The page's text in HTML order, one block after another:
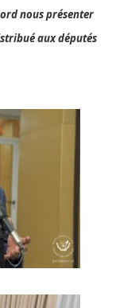
nous présenter
aux députés